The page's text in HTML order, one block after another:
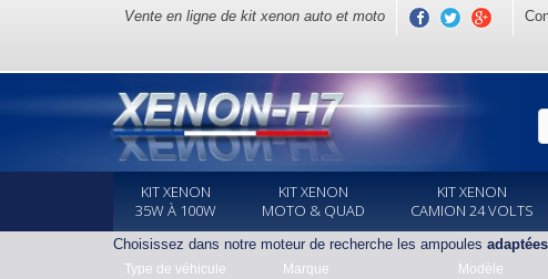
Vente en ligne de kit xenon auto et moto
KIT XENON
35W À 100W
KIT XENON
MOTO & QUAD
KIT XENON
CAMION 24 VOLTS
Choisissez dans notre moteur de recherche les ampoules adaptées
Type de véhicule Marque Modèle